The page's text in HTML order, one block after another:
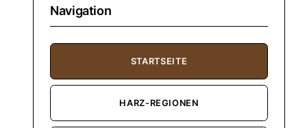
Navigation
STARTSEITE
HARZ-REGIONEN